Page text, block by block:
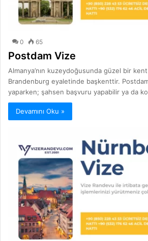
0 65
Postdam Vize
Almanya’nın kuzeydoğusunda güzel bir
Brandenburg eyaletinde başkenttir.
yaparken; şahsen başvuru yapabilir ya da
Devamını Oku »